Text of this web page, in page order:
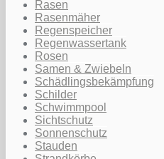
Rasen
Rasenmäher
Regenspeicher
Regenwassertank
Rosen
Samen & Zwiebeln
Schädlingsbekämpfung
Schilder
Schwimmpool
Sichtschutz
Sonnenschutz
Stauden